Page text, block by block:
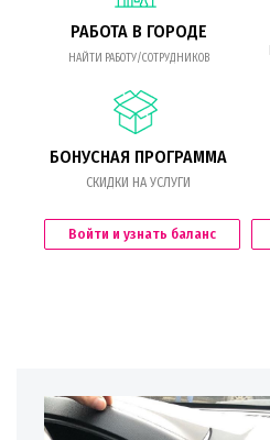
РАБОТА В ГОРОДЕ
НАЙТИ РАБОТУ/СОТРУДНИКОВ
БОНУСНАЯ ПРОГРАММА
СКИДКИ НА УСЛУГИ
Войти и узнать баланс